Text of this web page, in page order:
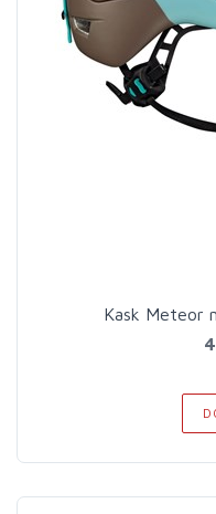
Kask Meteor